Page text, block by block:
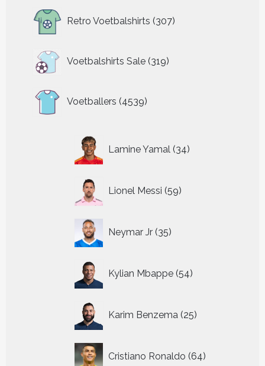
Retro Voetbalshirts 307
producten
Voetbalshirts Sale 319
319
producten
Voetballers 4539
producten
Lamine Yamal 34
producten
Lionel Messi 59
producten
Neymar Jr 35
producten
Kylian Mbappe 54
producten
Karim Benzema 25
producten
Cristiano Ronaldo 64
producten